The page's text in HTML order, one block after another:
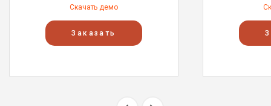
Скачать демо
Заказать